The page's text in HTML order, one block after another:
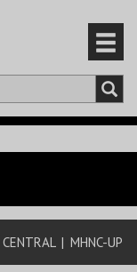
| MHNC-UP